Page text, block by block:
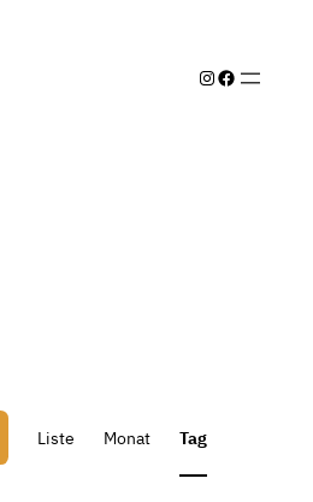
Instagram
Facebook
Liste Monat Tag